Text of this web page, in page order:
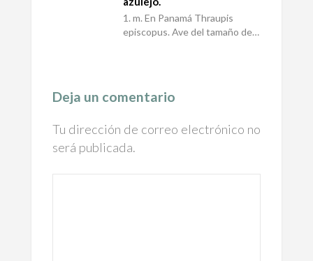
1. m. En Panamá Thraupis
episcopus. Ave del tamaño de…
Deja un comentario
Tu dirección de correo electrónico no
será publicada.